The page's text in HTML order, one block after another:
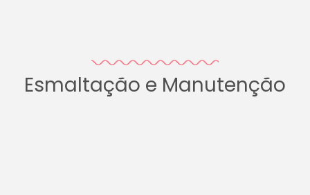
Esmaltação e Manutenção